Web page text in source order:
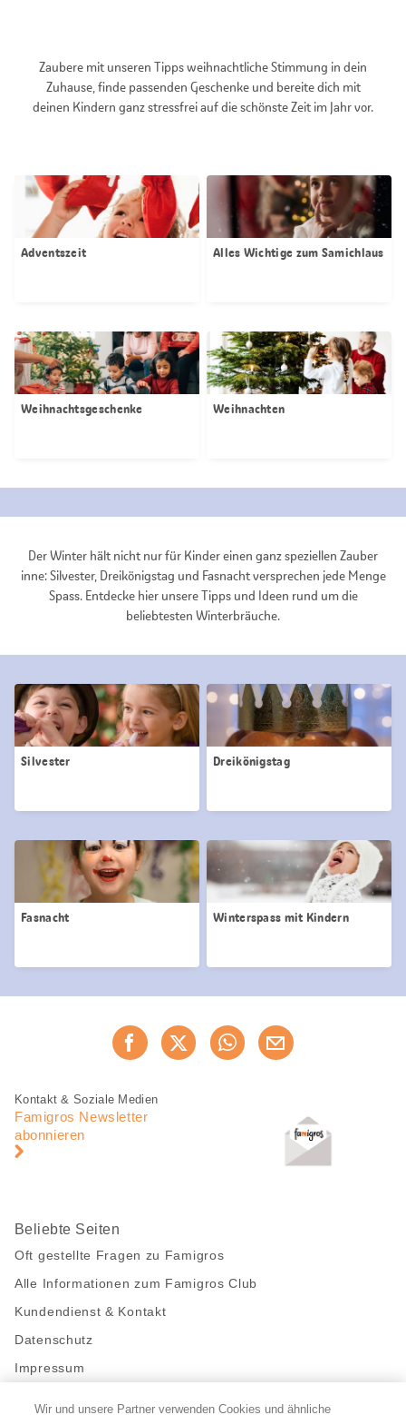
Zaubere mit unseren Tipps weihnachtliche Stimmung in dein
Zuhause, finde passenden Geschenke und bereite dich mit
deinen Kindern ganz stressfrei auf die schönste Zeit im Jahr vor.
Adventszeit Alles Wichtige zum Samichlaus
Weihnachtsgeschenke Weihnachten
Der Winter hält nicht nur für Kinder einen ganz speziellen Zauber
inne: Silvester, Dreikönigstag und Fasnacht versprechen jede Menge
Spass. Entdecke hier unsere Tipps und Ideen rund um die
beliebtesten Winterbräuche.
Silvester Dreikönigstag
Fasnacht Winterspass mit Kindern
Jetzt weiterempfehlen
Fusszeile
Fusszeile
Navigation
Kontakt & Soziale Medien
Famigros Newsletter
abonnieren
Beliebte Seiten
Oft gestellte Fragen zu Famigros
Alle Informationen zum Famigros Club
Kundendienst & Kontakt
Datenschutz
Impressum
Wir und unsere Partner verwenden Cookies und ähnliche